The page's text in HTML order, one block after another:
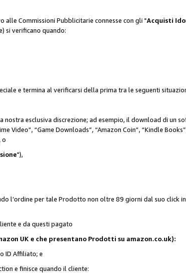
Commissioni Pubblicitarie connesse con gli "Acquisti
si verificano quando:
e termina al verificarsi della prima tra le seguenti
esclusiva discrezione; ad esempio, il download di un
Video”, “Game Downloads”, “Amazon Coin”, “Kindle
o
"),
l’ordine per tale Prodotto non oltre 89 giorni dal suo click
e da questi pagato
UK e che presentano Prodotti su amazon.co.uk):
ID Affiliato; e
e finisce quando il cliente: